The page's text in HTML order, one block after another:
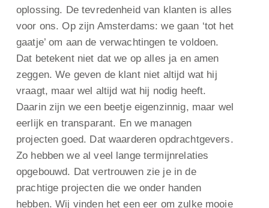
oplossing. De tevredenheid van klanten is alles
voor ons. Op zijn Amsterdams: we gaan ‘tot het
gaatje’ om aan de verwachtingen te voldoen.
Dat betekent niet dat we op alles ja en amen
zeggen. We geven de klant niet altijd wat hij
vraagt, maar wel altijd wat hij nodig heeft.
Daarin zijn we een beetje eigenzinnig, maar wel
eerlijk en transparant. En we managen
projecten goed. Dat waarderen opdrachtgevers.
Zo hebben we al veel lange termijnrelaties
opgebouwd. Dat vertrouwen zie je in de
prachtige projecten die we onder handen
hebben. Wij vinden het een eer om zulke mooie